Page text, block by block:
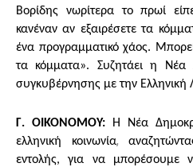
Βορίδης νωρίτερα το πρωί
κανέναν αν εξαιρέσετε τα
ένα προγραμματικό χάος.
τα κόμματα». Συζητάει η Νέα
συγκυβέρνησης με την Ελληνική
Γ. ΟΙΚΟΝΟΜΟΥ: Η Νέα
ελληνική κοινωνία,
εντολής, για να μπορέσουμε